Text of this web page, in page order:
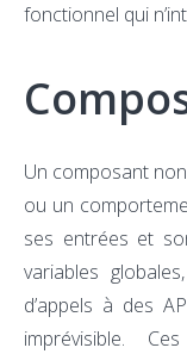
fonctionnel qui
Un composant
ou un
ses entrées et
variables
d’appels à des
imprévisible.